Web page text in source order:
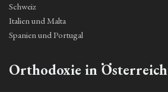
Schweiz
Italien und Malta
Spanien und Portugal
Orthodoxie in Österreich